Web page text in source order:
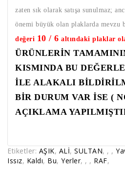
zaten sık olarak satışa sunulmaz;
önemi büyük olan plaklarda mevzu
değeri 10 / 6 altındaki plaklar
ÜRÜNLERİN
KISMINDA BU
İLE ALAKALI
BİR DURUM VAR İSE (
AÇIKLAMA
Etiketler: AŞIK, ALİ, SULTAN, , ,
Issız, Kaldı, Bu, Yerler, , , RAF,